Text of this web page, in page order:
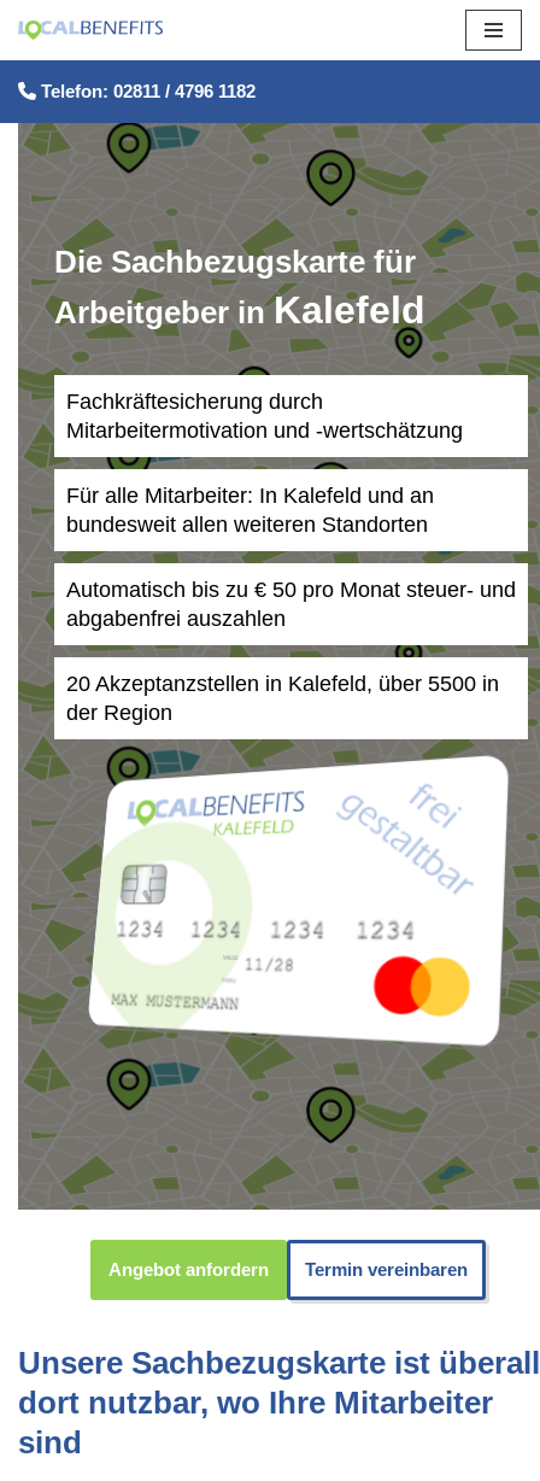
Zum
Inhalt
springen
Telefon: 02811 / 4796 1182
Die Sachbezugskarte für
Arbeitgeber inKalefeld
Fachkräftesicherung durch
Mitarbeitermotivation und -wertschätzung
Für alle Mitarbeiter: In Kalefeld und an
bundesweit allen weiteren Standorten
Automatisch bis zu € 50 pro Monat steuer- und
abgabenfrei auszahlen
20 Akzeptanzstellen in Kalefeld, über 5500 in
der Region
Angebot anfordern Termin vereinbaren
Unsere Sachbezugskarte ist überall
dort nutzbar, wo Ihre Mitarbeiter
sind